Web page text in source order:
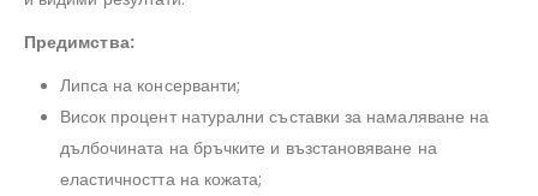
Предимства:
Липса на консерванти;
Висок процент натурални съставки за намаляване на
дълбочината на бръчките и възстановяване на
еластичността на кожата;